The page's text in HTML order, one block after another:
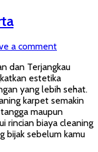
a comment
dan Terjangkau
estetika
yang lebih sehat.
karpet semakin
maupun
rincian biaya cleaning
bijak sebelum kamu